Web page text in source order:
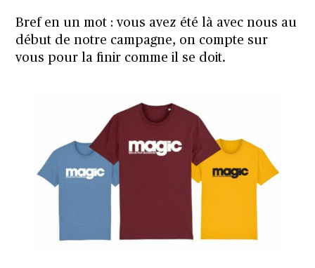
Bref en un mot : vous avez été là avec nous au
début de notre campagne, on compte sur
vous pour la finir comme il se doit.